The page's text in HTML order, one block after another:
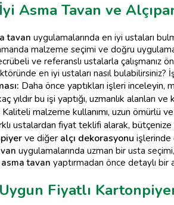
Asma Tavan ve
tavan uygulamalarında en iyi ustaları
malzeme seçimi ve doğru
ve referanslı ustalarla çalışmanız
en iyi ustaları nasıl bulabilirsiniz?
Daha önce yaptıkları işleri
yıldır bu işi yaptığı, uzmanlık alanları
Kaliteli malzeme kullanımı, uzun ömürlü
ustalardan fiyat teklifi alarak,
ve diğer alçı dekorasyonu işlerinde
uygulamalarında uzman bir usta
asma tavan yaptırmadan önce detaylı bir
Fiyatlı